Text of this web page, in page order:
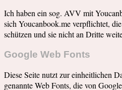
Ich haben ein sog. AVV mit
sich Youcanbook.me verpflichtet,
schützen und sie nicht an Dritte
Google Web Fonts
Diese Seite nutzt zur einheitlichen
genannte Web Fonts, die von